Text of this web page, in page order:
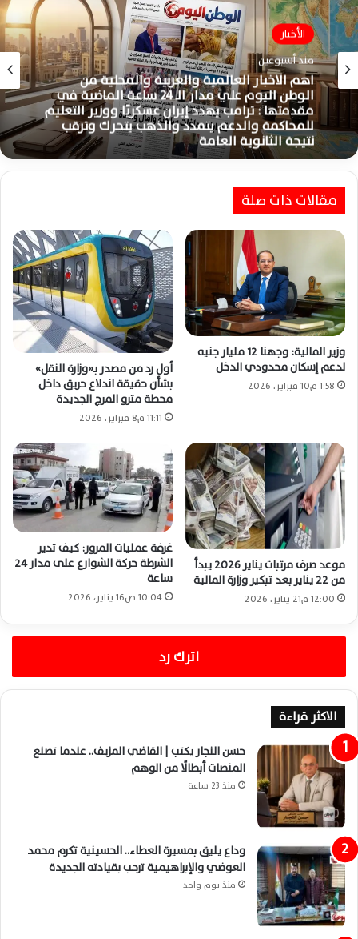
الأخبار
منذ أسبوعين
اهم الاخبار العالمية والعربية والمحلية من
الوطن اليوم علي مدار الـ 24 ساعة الماضية في
مقدمتها : ترامب يهدد إيران عسكريًا ووزير التعليم
للمحاكمة والدعم يتمدد والذهب يتحرك وترقب
نتيجة الثانوية العامة
أخبار الوطن اليوم
منذ أسبوعين
صلاح يشعل تركيا وتصعيد إيران والذهب يقفز بقوة
مقالات ذات صلة
وزير المالية: وجهنا 12 مليار جنيه
لدعم إسكان محدودي الدخل
1:58 م10 فبراير، 2026
أول رد من مصدر بـ«وزارة النقل»
بشأن حقيقة اندلاع حريق داخل
محطة مترو المرج الجديدة
11:11 م8 فبراير، 2026
موعد صرف مرتبات يناير 2026 يبدأ
من 22 يناير بعد تبكير وزارة المالية
12:00 م21 يناير، 2026
غرفة عمليات المرور: كيف تدير
الشرطة حركة الشوارع على مدار 24
ساعة
10:04 ص16 يناير، 2026
اترك رد
الاكثر قراءة
حسن النجار يكتب | القاضي المزيف.. عندما تصنع
المنصات أبطالًا من الوهم
منذ 23 ساعة
وداع يليق بمسيرة العطاء.. الحسينية تكرم محمد
العوضي والإبراهيمية ترحب بقيادته الجديدة
منذ يوم واحد